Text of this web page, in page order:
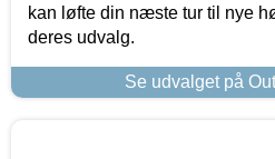
kan løfte din næste tur til nye
deres udvalg.
Se udvalget på